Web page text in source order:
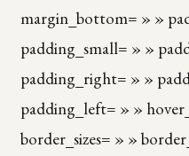
margin_bottom= » »
padding_small= » »
padding_right= » »
padding_left= » »
border_sizes= » »